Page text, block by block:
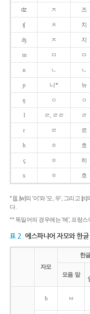
ʣ ㅈ 즈
ʧ ㅊ 치
ʤ ㅈ 지
m ㅁ ㅁ
n ㄴ ㄴ
ɲ 니* 뉴
ŋ ㅇ ㅇ
l ㄹ, ㄹㄹ ㄹ
r ㄹ 르
h ㅎ 흐
ç ㅎ 히
x ㅎ 흐
* [j], [w]의 '이'와 '오, 우', 그리고
다.
** 독일어의 경우에는 '에', 프랑
표 2 에스파냐어 자모와 한
자모
한
모음 앞
b ㅂ